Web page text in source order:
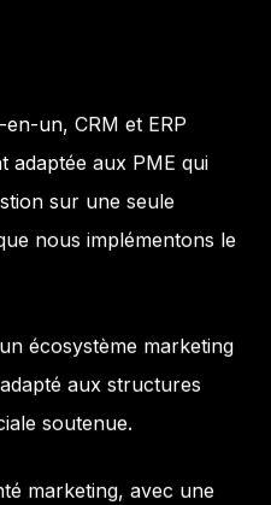
un, CRM et ERP
adaptée aux PME qui
sur une seule
nous implémentons le
écosystème marketing
aux structures
soutenue.
marketing, avec une